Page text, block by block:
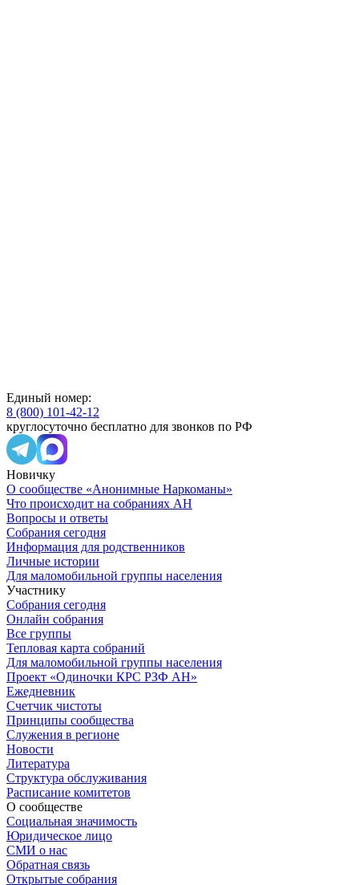
Единый номер:
8 (800) 101-42-12
круглосуточно бесплатно для звонков по РФ
Новичку
О сообществе «Анонимные Наркоманы»
Что происходит на собраниях АН
Вопросы и ответы
Собрания сегодня
Информация для родственников
Личные истории
Для маломобильной группы населения
Участнику
Собрания сегодня
Онлайн собрания
Все группы
Тепловая карта собраний
Для маломобильной группы населения
Проект «Одиночки КРС РЗФ АН»
Ежедневник
Счетчик чистоты
Принципы сообщества
Служения в регионе
Новости
Литература
Структура обслуживания
Расписание комитетов
О сообществе
Социальная значимость
Юридическое лицо
СМИ о нас
Обратная связь
Открытые собрания